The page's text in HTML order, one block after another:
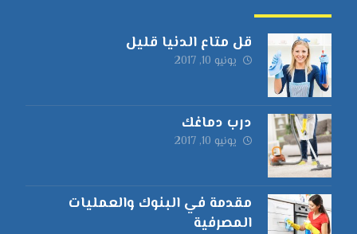
قل متاع الدنيا قليل
يونيو 10, 2017
درب دماغك
يونيو 10, 2017
مقدمة في البنوك والعمليات
المصرفية